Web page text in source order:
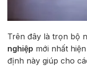
Trên đây là trọn bộ
nghiệp mới nhất
định này giúp cho